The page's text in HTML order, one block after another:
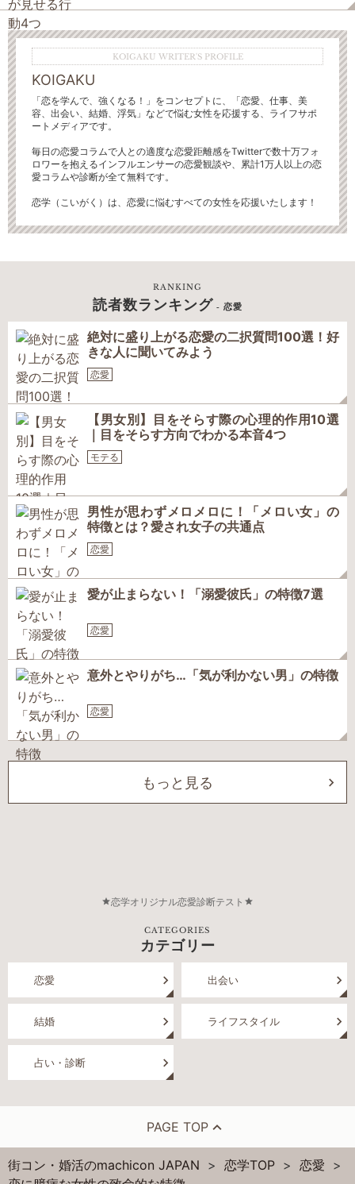
KOIGAKU WRITER'S PROFILE
KOIGAKU
「恋を学んで、強くなる！」をコンセプトに、「恋愛、仕事、美
容、出会い、結婚、浮気」などで悩む女性を応援する、ライフサポ
ートメディアです。
毎日の恋愛コラムで人との適度な恋愛距離感をTwitterで数十万フォ
ロワーを抱えるインフルエンサーの恋愛観談や、累計1万人以上の恋
愛コラムや診断が全て無料です。
恋学（こいがく）は、恋愛に悩むすべての女性を応援いたします！
RANKING
読者数ランキング - 恋愛
絶対に盛り上がる恋愛の二択質問100選！好
きな人に聞いてみよう
恋愛
【男女別】目をそらす際の心理的作用10選
｜目をそらす方向でわかる本音4つ
モテる
男性が思わずメロメロに！「メロい女」の
特徴とは？愛され女子の共通点
恋愛
愛が止まらない！「溺愛彼氏」の特徴7選
恋愛
意外とやりがち…「気が利かない男」の特徴
恋愛
もっと見る
恋学オリジナル恋愛診断テスト
CATEGORIES
カテゴリー
恋愛 出会い
結婚 ライフスタイル
占い・診断
PAGE TOP
街コン・婚活のmachicon JAPAN 恋学TOP
恋愛